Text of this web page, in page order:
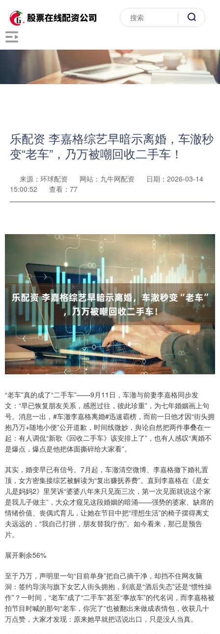
乐配资 李嘉格综艺早暗示离婚，车澈秒
变“老车”，乃万被嘲回收二手车！
来源：环球配资 网站：九牛网配资
日期：2026-03-14
15:00:52
查看：77
“老车”真的成了“二手车”——9月11日，车澈与前妻李嘉格同步发
文：“早已恢复朋友关系，感恩过往，彼此珍重”，为七年婚姻画上句
号。消息一出，#车澈李嘉格离婚#迅速霸榜，而前一日他才因“街头拥
抱乃万+随地小便”公开道歉，时间线微妙，舆论自然把两件事叠在一
起：有人调侃“新歌《回收二手车》该安排上了”，也有人感叹“离婚不
是爆点，爆点是他把体面撕碎给大家看”。
其实，婚变早已有信号。7月起，车澈清空微博、李嘉格撤下婚礼置
顶，女方密集接综艺被解读为“复出赚抚养费”。直到李嘉格在《是女
儿是妈妈2》里哭诉“婆婆八年来只见面三次，第一次见面就说这个家
是我儿子做主”，大众才窥见这段婚姻的暗涌——强势的婆家、缺席的
情绪价值、丧偶式育儿，让她在节目中把“理想生活”的椅子摆得离丈
夫远远的，“我自己打拼，朋友替我疗伤”。如今看来，那已是预告
片。
展开剩余56%
至于乃万，声明里一句“目前单身”把自己摘干净，却挡不住网友脑
洞：签约导演与旗下女艺人街头拥抱，到底是“酒后失态”还是“惯性操
作”？一时间，“老车”成了“二手车”甚至“事故车”的代名词，而李嘉格被
拍节目时喊的那句“老车，你完了”也被翻出来做成表情包，收获几十
万点赞，大家才发现：原来她早就把话说出口，只是没人当真。